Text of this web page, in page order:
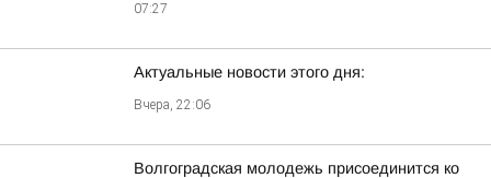
07:27
Актуальные новости этого дня:
Вчера, 22:06
Волгоградская молодежь присоединится ко